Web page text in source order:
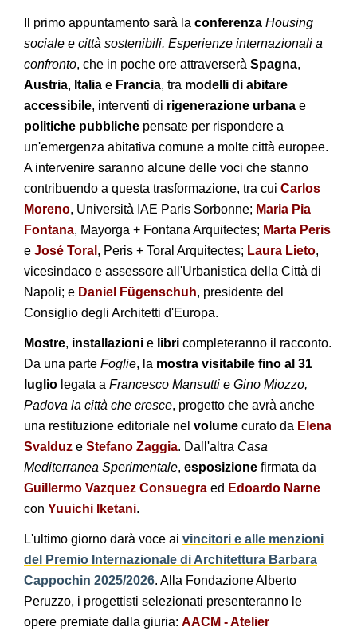
Il primo appuntamento sarà la conferenza Housing
sociale e città sostenibili. Esperienze internazionali a
confronto, che in poche ore attraverserà Spagna,
Austria, Italia e Francia, tra modelli di abitare
accessibile, interventi di rigenerazione urbana e
politiche pubbliche pensate per rispondere a
un'emergenza abitativa comune a molte città europee.
A intervenire saranno alcune delle voci che stanno
contribuendo a questa trasformazione, tra cui Carlos
Moreno, Università IAE Paris Sorbonne; Maria Pia
Fontana, Mayorga + Fontana Arquitectes; Marta Peris
e José Toral , Peris + Toral Arquitectes; Laura Lieto,
vicesindaco e assessore all'Urbanistica della Città di
Napoli; e Daniel Fügenschuh, presidente del
Consiglio degli Architetti d'Europa.
Mostre, installazioni e libri completeranno il racconto.
Da una parte Foglie, la mostra visitabile fino al 31
luglio legata a Francesco Mansutti e Gino Miozzo,
Padova la città che cresce, progetto che avrà anche
una restituzione editoriale nel volume curato da Elena
Svalduz e Stefano Zaggia. Dall'altra Casa
Mediterranea Sperimentale, esposizione firmata da
Guillermo Vazquez Consuegra ed Edoardo Narne
con Yuuichi Iketani.
L'ultimo giorno darà voce ai vincitori e alle menzioni
del Premio Internazionale di Architettura Barbara
Cappochin 2025/2026. Alla Fondazione Alberto
Peruzzo, i progettisti selezionati presenteranno le
opere premiate dalla giuria: AACM - Atelier